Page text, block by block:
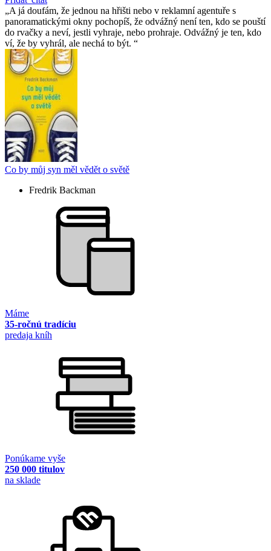
A já doufám, že jednou na hřišti nebo v reklamní agentuře s
panoramatickými okny pochopíš, že odvážný není ten, kdo se pouští
do rvačky a neví, jestli vyhraje, nebo prohraje. Odvážný je ten, kdo
ví, že by vyhrál, ale nechá to být.
Co by můj syn měl vědět o světě
Fredrik Backman
Máme
35-ročnú tradíciu
predaja kníh
Ponúkame vyše
250 000 titulov
na sklade